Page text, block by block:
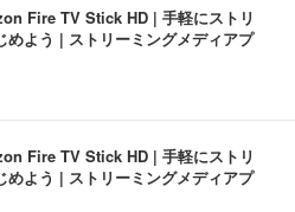
Fire TV Stick HD | 手軽にストリ
めよう | ストリーミングメディアプ
Fire TV Stick HD | 手軽にストリ
めよう | ストリーミングメディアプ